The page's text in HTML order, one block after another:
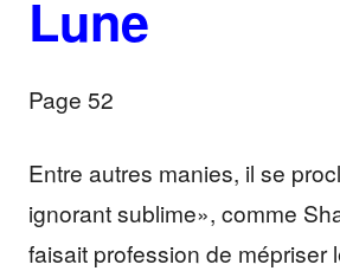
Lune
Page 52
Entre autres manies, il se
ignorant sublime», comme
faisait profession de mépriser